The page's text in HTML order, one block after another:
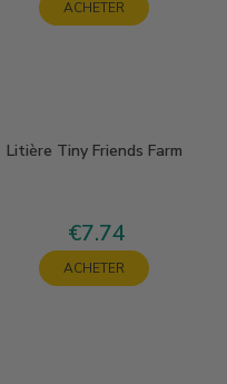
ACHETER
Litière Tiny Friends Farm
Price
€7.74
ACHETER